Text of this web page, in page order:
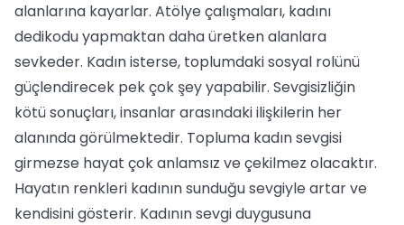
alanlarına kayarlar. Atölye çalışmaları, kadını
dedikodu yapmaktan daha üretken alanlara
sevkeder. Kadın isterse, toplumdaki sosyal rolünü
güçlendirecek pek çok şey yapabilir. Sevgisizliğin
kötü sonuçları, insanlar arasındaki ilişkilerin her
alanında görülmektedir. Topluma kadın sevgisi
girmezse hayat çok anlamsız ve çekilmez olacaktır.
Hayatın renkleri kadının sunduğu sevgiyle artar ve
kendisini gösterir. Kadının sevgi duygusuna